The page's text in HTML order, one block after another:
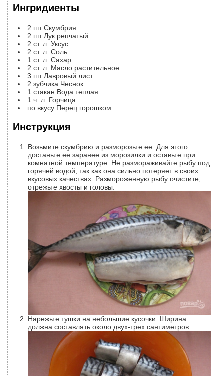
Ингридиенты
2 шт Скумбрия
2 шт Лук репчатый
2 ст. л. Уксус
2 ст. л. Соль
1 ст. л. Сахар
2 ст. л. Масло растительное
3 шт Лавровый лист
2 зубчика Чеснок
1 стакан Вода теплая
1 ч. л. Горчица
по вкусу Перец горошком
Инструкция
Возьмите скумбрию и разморозьте ее. Для этого
достаньте ее заранее из морозилки и оставьте при
комнатной температуре. Не размораживайте рыбу под
горячей водой, так как она сильно потеряет в своих
вкусовых качествах. Размороженную рыбу очистите,
отрежьте хвосты и головы.
Нарежьте тушки на небольшие кусочки. Ширина
должна составлять около двух-трех сантиметров.